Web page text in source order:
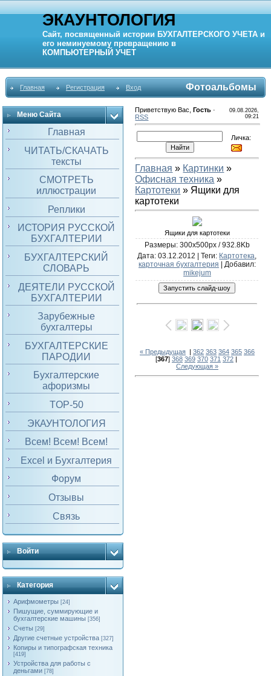
ЭКАУНТОЛОГИЯ
Сайт, посвященный истории БУХГАЛТЕРСКОГО УЧЕТА и
его неминуемому превращению в
КОМПЬЮТЕРНЫЙ УЧЕТ
Главная Регистрация Вход Фотоальбомы
Меню Сайта
Главная
ЧИТАТЬ/СКАЧАТЬ
тексты
СМОТРЕТЬ
иллюстрации
Реплики
ИСТОРИЯ РУССКОЙ
БУХГАЛТЕРИИ
БУХГАЛТЕРСКИЙ
СЛОВАРЬ
ДЕЯТЕЛИ РУССКОЙ
БУХГАЛТЕРИИ
Зарубежные
бухгалтеры
БУХГАЛТЕРСКИЕ
ПАРОДИИ
Бухгалтерские
афоризмы
TOP-50
ЭКАУНТОЛОГИЯ
Всем! Всем! Всем!
Excel и Бухгалтерия
Форум
Отзывы
Связь
Войти
Категория
Арифмометры [24]
Пишущие, суммирующие и
бухгалтерские машины [356]
Счеты [29]
Другие счетные устройства [327]
Копиры и типографская техника
[419]
Устройства для работы с
деньгами [78]
Приветствую Вас ,Гость ·
RSS
09.08.2026,
09:21
Личка:
Главная » Картинки »
Офисная техника »
Картотеки » Ящики для
картотеки
Ящики для картотеки
Размеры: 300x500px / 932.8Kb
Дата: 03.12.2012 |Теги: Картотека,
карточная бухгалтерия
Добавил:
mikejum
« Предыдущая| 362 363 364 365 366
[367] 368 369 370 371 372|
Следующая »